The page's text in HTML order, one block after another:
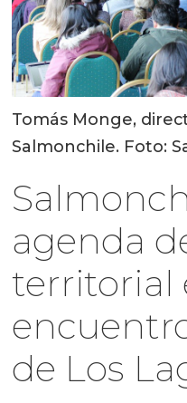
Tomás Monge,
Salmonchile. Foto:
agenda
territorial
de Los